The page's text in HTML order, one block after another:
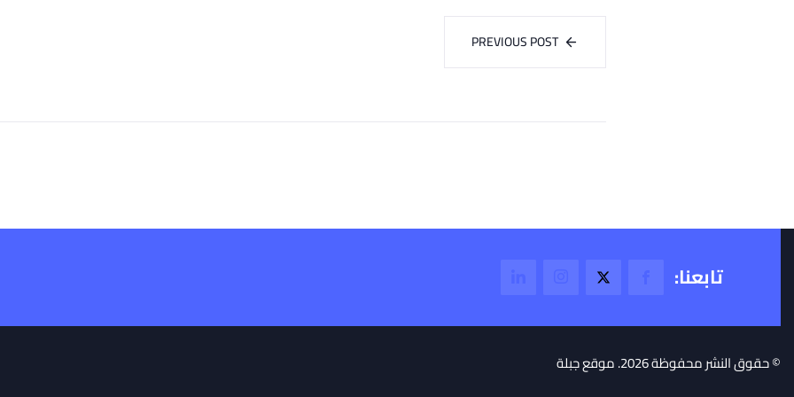
PREVIOUS POST
تابعنا:
© حقوق النشر محفوظة 2026. موقع جبلة